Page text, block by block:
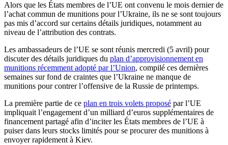
Alors que les États membres de l’UE ont convenu le mois dernier de
l’achat commun de munitions pour l’Ukraine, ils ne se sont toujours
pas mis d’accord sur certains détails juridiques, notamment au
niveau de l’attribution des contrats.
Les ambassadeurs de l’UE se sont réunis mercredi (5 avril) pour
discuter des détails juridiques du plan d’approvisionnement en
munitions récemment adopté par l’Union, compilé ces dernières
semaines sur fond de craintes que l’Ukraine ne manque de
munitions pour contrer l’offensive de la Russie de printemps.
La première partie de ce plan en trois volets proposé par l’UE
impliquait l’engagement d’un milliard d’euros supplémentaires de
financement partagé afin d’inciter les États membres de l’UE à
puiser dans leurs stocks limités pour se procurer des munitions à
envoyer rapidement à Kiev.